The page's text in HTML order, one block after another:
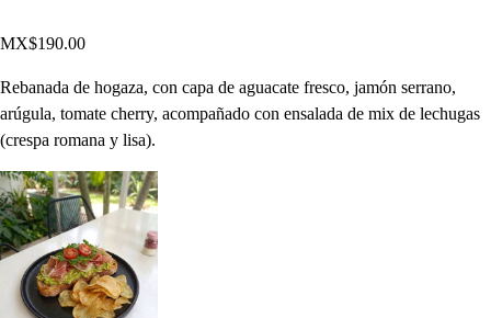
MX$190.00
Rebanada de hogaza, con capa de aguacate fresco, jamón serrano,
arúgula, tomate cherry, acompañado con ensalada de mix de lechugas
(crespa romana y lisa).